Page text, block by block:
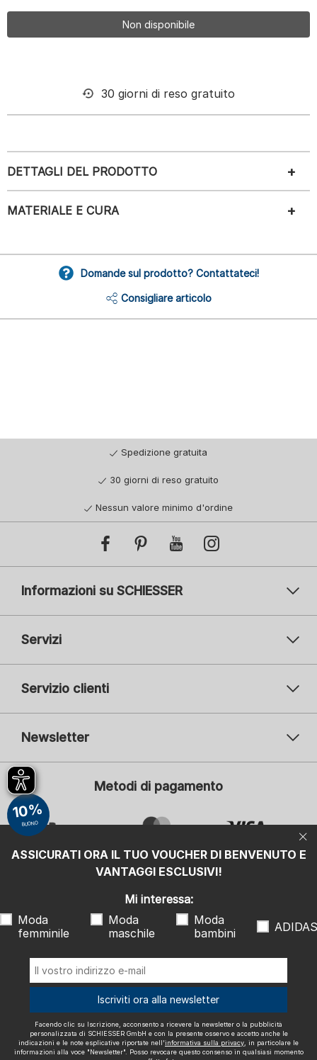
Non disponibile
30 giorni di reso gratuito
DETTAGLI DEL PRODOTTO
MATERIALE E CURA
Domande sul prodotto? Contattateci!
Consigliare articolo
Spedizione gratuita
30 giorni di reso gratuito
Nessun valore minimo d'ordine
Informazioni su SCHIESSER
Servizi
Servizio clienti
Newsletter
Il vostro indirizzo e-mail
Iscrizione
Mi interessa:
Moda bambini
ADIDAS
pubblicità personalizzata di SCHIESSER GmbH e con la presente
nell'informativa sulla privacy, in particolare le informazioni alla voce
"Newsletter". Posso revocare questo consenso in qualsiasi momento
con effetto futuro.
Metodi di pagamento
Note legali Condizioni generali di contratto
Diritto di recesso
Protezione dei dati
Accessibility
ASSICURATI ORA IL TUO VOUCHER DI BENVENUTO E
VANTAGGI ESCLUSIVI!
10%
BUONO
Mi interessa:
Moda
femminile
Moda
maschile
Moda
bambini
ADIDAS
Iscriviti ora alla newsletter
Facendo clic su Iscrizione, acconsento a ricevere la newsletter o la pubblicità
personalizzata di SCHIESSER GmbH e con la presente osservo e accetto anche le
indicazioni e le note esplicative riportate nell'informativa sulla privacy , in particolare le
informazioni alla voce "Newsletter". Posso revocare questo consenso in qualsiasi momento